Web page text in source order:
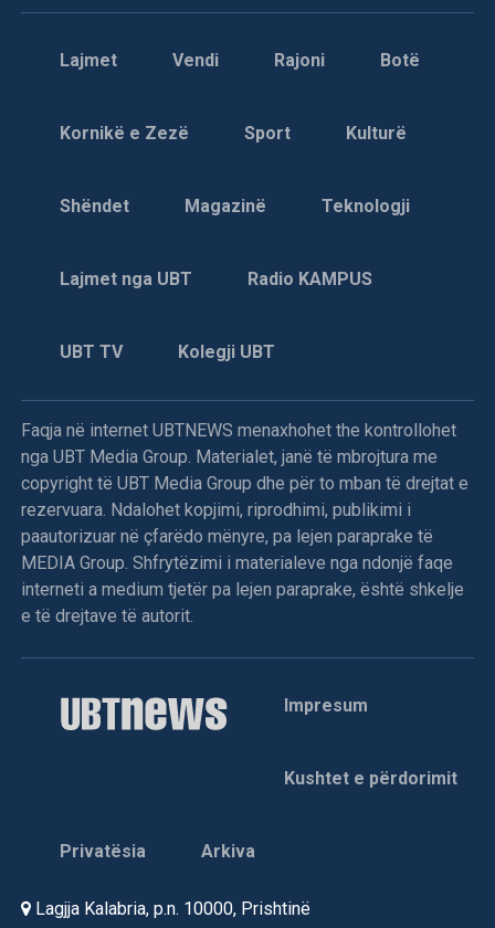
Lajmet Vendi Rajoni Botë
Kornikë e Zezë Sport Kulturë
Shëndet Magazinë Teknologji
Lajmet nga UBT Radio KAMPUS
UBT TV Kolegji UBT
Faqja në internet UBTNEWS menaxhohet the kontrollohet
nga UBT Media Group. Materialet, janë të mbrojtura me
copyright të UBT Media Group dhe për to mban të drejtat e
rezervuara. Ndalohet kopjimi, riprodhimi, publikimi i
paautorizuar në çfarëdo mënyre, pa lejen paraprake të
MEDIA Group. Shfrytëzimi i materialeve nga ndonjë faqe
interneti a medium tjetër pa lejen paraprake, është shkelje
e të drejtave të autorit.
Impresum
Kushtet e përdorimit
Privatësia Arkiva
Lagjja Kalabria, p.n. 10000, Prishtinë